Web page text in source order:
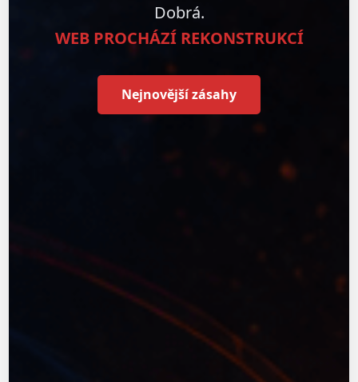
Dobrá.
WEB PROCHÁZÍ REKONSTRUKCÍ
Nejnovější zásahy